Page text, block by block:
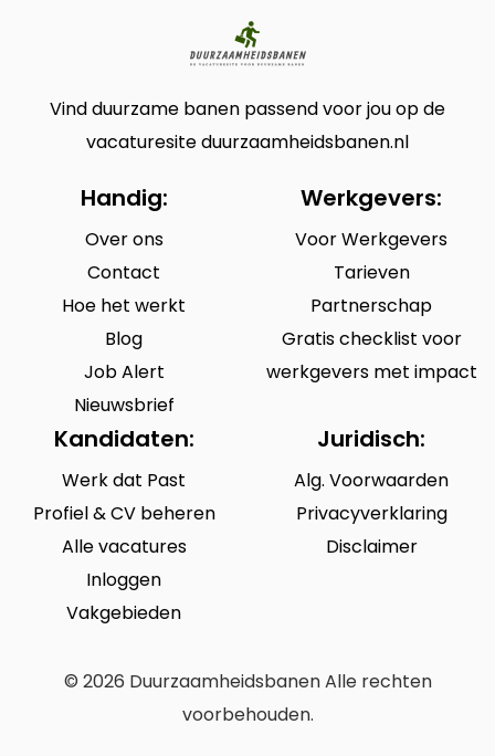
Vind duurzame banen passend voor jou op de
vacaturesite duurzaamheidsbanen.nl
Handig:
Over ons
Contact
Hoe het werkt
Blog
Job Alert
Nieuwsbrief
Werkgevers:
Voor Werkgevers
Tarieven
Partnerschap
Gratis checklist voor
werkgevers met impact
Kandidaten:
Werk dat Past
Profiel & CV beheren
Alle vacatures
Inloggen
Vakgebieden
Juridisch:
Alg. Voorwaarden
Privacyverklaring
Disclaimer
© 2026 Duurzaamheidsbanen Alle rechten
voorbehouden.